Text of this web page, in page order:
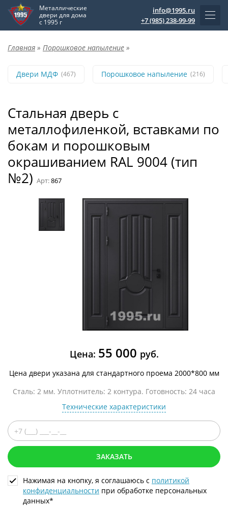
Металлические
двери для дома
с 1995 г
info@1995.ru
+7 (985) 238-99-99
Главная » Порошковое напыление »
Двери МДФ (467) Порошковое напыление (216)
Стальная дверь с
металлофиленкой, вставками по
бокам и порошковым
окрашиванием RAL 9004 (тип
№2) Арт:867
Цена: 55 000 руб.
Цена двери указана для стандартного проема 2000*800 мм
Сталь: 2 мм. Уплотнитель: 2 контура. Готовность: 24 часа
Технические характеристики
ЗАКАЗАТЬ
Нажимая на кнопку, я соглашаюсь с политикой
конфиденциальности при обработке персональных
данных*